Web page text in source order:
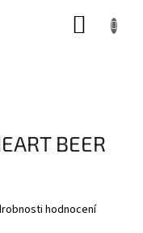
BEER
hodnocení